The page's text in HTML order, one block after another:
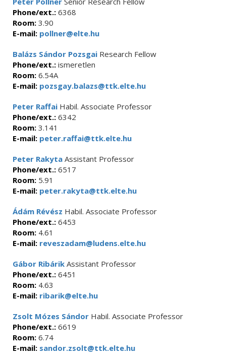
Phone/ext.: 6368
Room: 3.90
E-mail: pollner@elte.hu
Balázs Sándor Pozsgai Research Fellow
Phone/ext.: ismeretlen
Room: 6.54A
E-mail: pozsgay.balazs@ttk.elte.hu
Peter Raffai Habil. Associate Professor
Phone/ext.: 6342
Room: 3.141
E-mail: peter.raffai@ttk.elte.hu
Peter Rakyta Assistant Professor
Phone/ext.: 6517
Room: 5.91
E-mail: peter.rakyta@ttk.elte.hu
Ádám Révész Habil. Associate Professor
Phone/ext.: 6453
Room: 4.61
E-mail: reveszadam@ludens.elte.hu
Gábor Ribárik Assistant Professor
Phone/ext.: 6451
Room: 4.63
E-mail: ribarik@elte.hu
Zsolt Mózes Sándor Habil. Associate Professor
Phone/ext.: 6619
Room: 6.74
E-mail: sandor.zsolt@ttk.elte.hu